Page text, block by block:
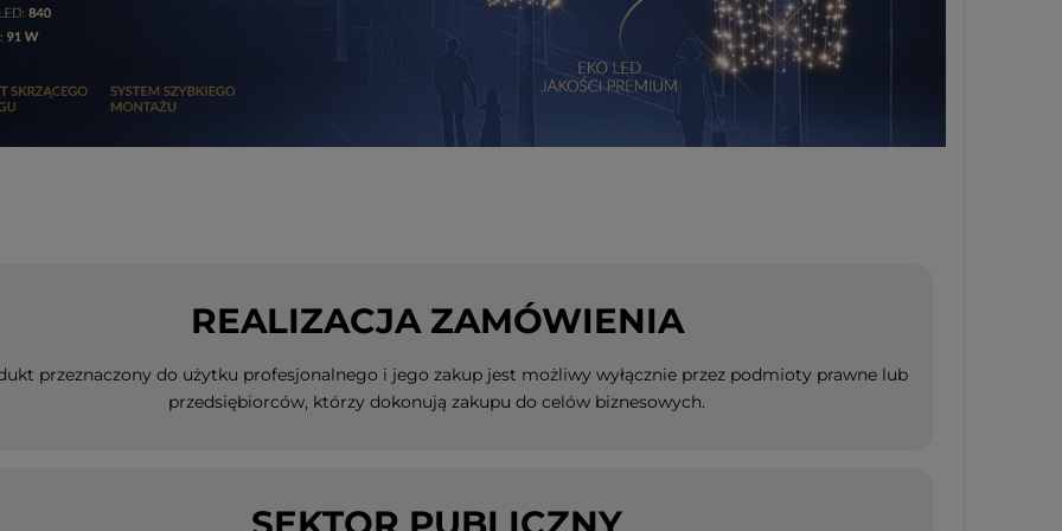
REALIZACJA ZAMÓWIENIA
przeznaczony do użytku profesjonalnego i jego zakup jest możliwy wyłącznie przez podmioty prawne lub
przedsiębiorców, którzy dokonują zakupu do celów biznesowych.